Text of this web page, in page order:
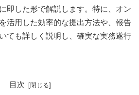
即した形で解説します。特に、オン
活用した効率的な提出方法や、報告
ても詳しく説明し、確実な実務遂行
目次